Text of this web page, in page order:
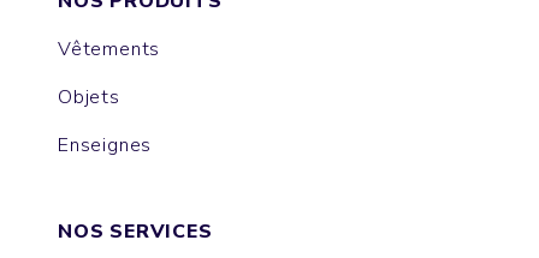
Vêtements
Objets
Enseignes
NOS SERVICES